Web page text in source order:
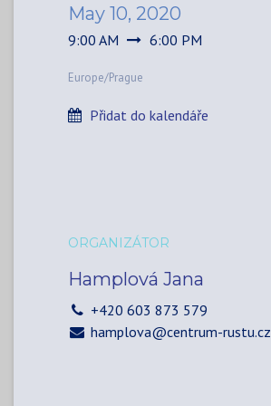
May 10, 2020
9:00 AM 6:00 PM
Europe/Prague
Přidat do kalendáře
ORGANIZÁTOR
Hamplová Jana
+420 603 873 579
hamplova@centrum-rustu.cz